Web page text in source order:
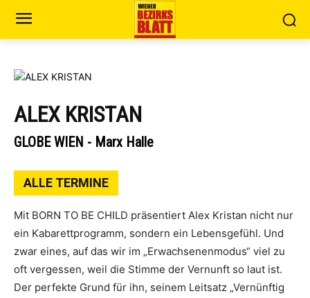
ALEX KRISTAN
GLOBE WIEN - Marx Halle
ALLE TERMINE
Mit BORN TO BE CHILD präsentiert Alex Kristan nicht nur
ein Kabarettprogramm, sondern ein Lebensgefühl. Und
zwar eines, auf das wir im „Erwachsenenmodus“ viel zu
oft vergessen, weil die Stimme der Vernunft so laut ist.
Der perfekte Grund für ihn, seinem Leitsatz „Vernünftig